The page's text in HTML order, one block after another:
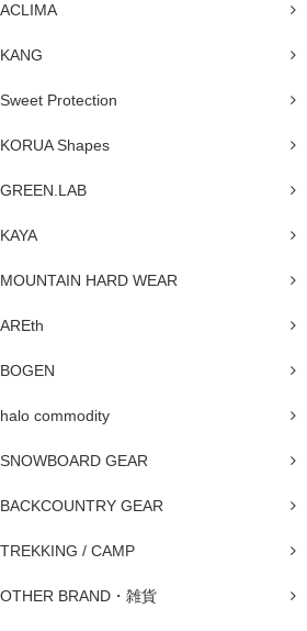
ACLIMA
KANG
Sweet Protection
KORUA Shapes
GREEN.LAB
KAYA
MOUNTAIN HARD WEAR
AREth
BOGEN
halo commodity
SNOWBOARD GEAR
BACKCOUNTRY GEAR
TREKKING / CAMP
OTHER BRAND・雑貨